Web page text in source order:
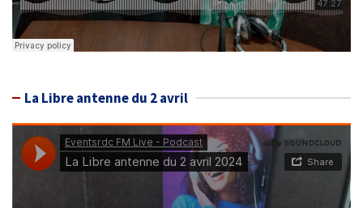
La Libre antenne du 2 avril